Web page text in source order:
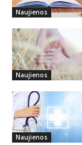
Naujienos
Naujienos
Naujienos